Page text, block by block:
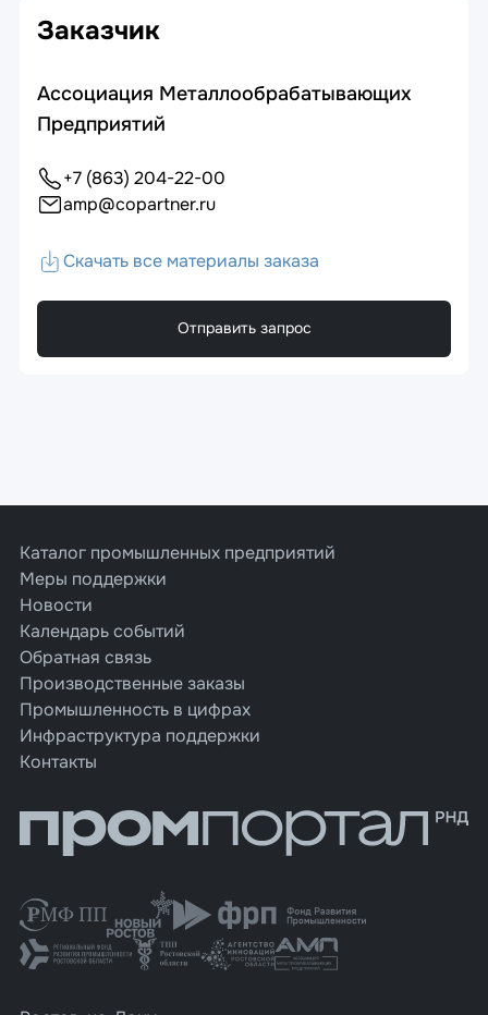
Заказчик
Ассоциация Металлообрабатывающих
Предприятий
+7 (863) 204-22-00
amp@copartner.ru
Скачать все материалы заказа
Отправить запрос
Каталог промышленных предприятий
Меры поддержки
Новости
Календарь событий
Обратная связь
Производственные заказы
Промышленность в цифрах
Инфраструктура поддержки
Контакты